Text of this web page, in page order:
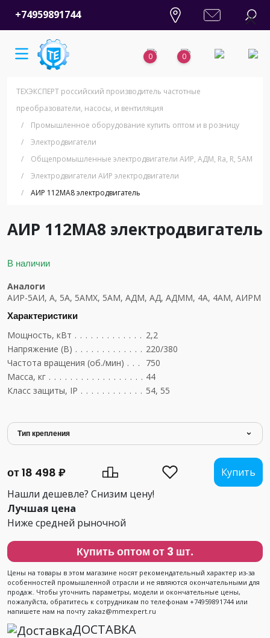
+74959891744
0 0
ТЕХЭКСПЕРТ российский производитель частотные
преобразователи, насосы, и вентиляция
/
Промышленное оборудование купить оптом и в розницу
/
Электродвигатели
/
Общепромышленные электродвигатели АИР, АДМ, Ra, R, 5AM
/
Электродвигатели АИР электродвигатели
/
АИР 112МА8 электродвигатель
АИР 112МА8 электродвигатель
В наличии
Аналоги
АИР-5АИ, А, 5А, 5АМХ, 5АМ, АДМ, АД, АДММ, 4А, 4АМ, АИРМ
Характеристики
Мощность, кВт
2,2
Напряжение (В)
220/380
Частота вращения (об./мин)
750
Масса, кг
44
Класс защиты, IP
54, 55
Тип крепления
от 18 498 ₽
Купить
Нашли дешевле? Снизим цену!
Лучшая цена
Ниже средней рыночной
Купить оптом от 3 шт.
Цены на товары в этом магазине носят рекомендательный характер из-за
особенностей промышленной отрасли и не являются окончательными для
продаж. Чтобы уточнить параметры, модели и окончательные цены,
пожалуйста, обратитесь к сотрудникам по телефонам +74959891744 или
напишете нам на почту zakaz@mmexpert.ru
ДОСТАВКА